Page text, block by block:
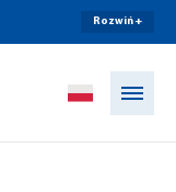
Rozwiń +